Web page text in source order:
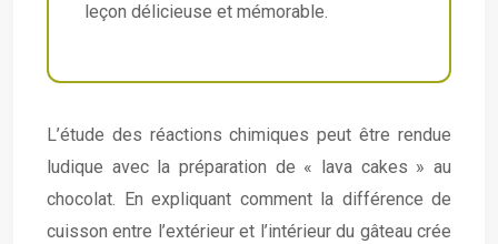
leçon délicieuse et mémorable.
L’étude des réactions chimiques peut être rendue
ludique avec la préparation de « lava cakes » au
chocolat. En expliquant comment la différence de
cuisson entre l’extérieur et l’intérieur du gâteau crée